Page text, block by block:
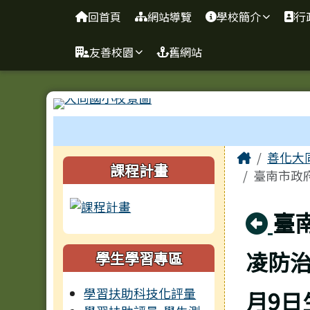
臺南市善化區大同國小
回首頁 網站導覽 學校簡介 行
友善校園 舊網站
左邊區域內容
課程計畫
學生學習專區
學習扶助科技化評量
主內容
Home善化大
臺南市政
回
臺
凌防
月9
頁尾區域